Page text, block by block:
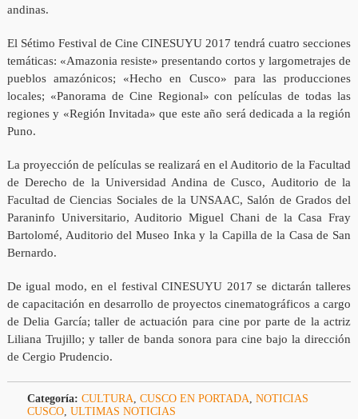
andinas.
El Sétimo Festival de Cine CINESUYU 2017 tendrá cuatro secciones
temáticas: «Amazonia resiste» presentando cortos y largometrajes de
pueblos amazónicos; «Hecho en Cusco» para las producciones
locales; «Panorama de Cine Regional» con películas de todas las
regiones y «Región Invitada» que este año será dedicada a la región
Puno.
La proyección de películas se realizará en el Auditorio de la Facultad
de Derecho de la Universidad Andina de Cusco, Auditorio de la
Facultad de Ciencias Sociales de la UNSAAC, Salón de Grados del
Paraninfo Universitario, Auditorio Miguel Chani de la Casa Fray
Bartolomé, Auditorio del Museo Inka y la Capilla de la Casa de San
Bernardo.
De igual modo, en el festival CINESUYU 2017 se dictarán talleres
de capacitación en desarrollo de proyectos cinematográficos a cargo
de Delia García; taller de actuación para cine por parte de la actriz
Liliana Trujillo; y taller de banda sonora para cine bajo la dirección
de Cergio Prudencio.
Categoría: CULTURA, CUSCO EN PORTADA, NOTICIAS
CUSCO, ULTIMAS NOTICIAS